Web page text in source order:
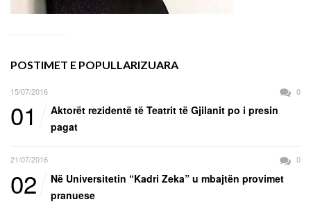
POSTIMET E POPULLARIZUARA
15/07/2016 0
01
Aktorët rezidentë të Teatrit të Gjilanit po i presin
pagat
21/07/2016 0
02
Në Universitetin “Kadri Zeka” u mbajtën provimet
pranuese